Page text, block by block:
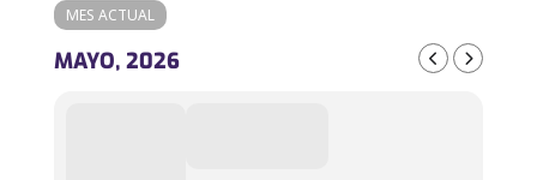
MES ACTUAL
MAYO, 2026